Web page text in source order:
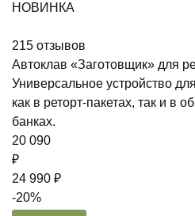
НОВИНКА
215 отзывов
Автоклав «Заготовщик» для
Универсальное устройство
как в реторт-пакетах, так и в
банках.
20 090
₽
24 990 ₽
-20%